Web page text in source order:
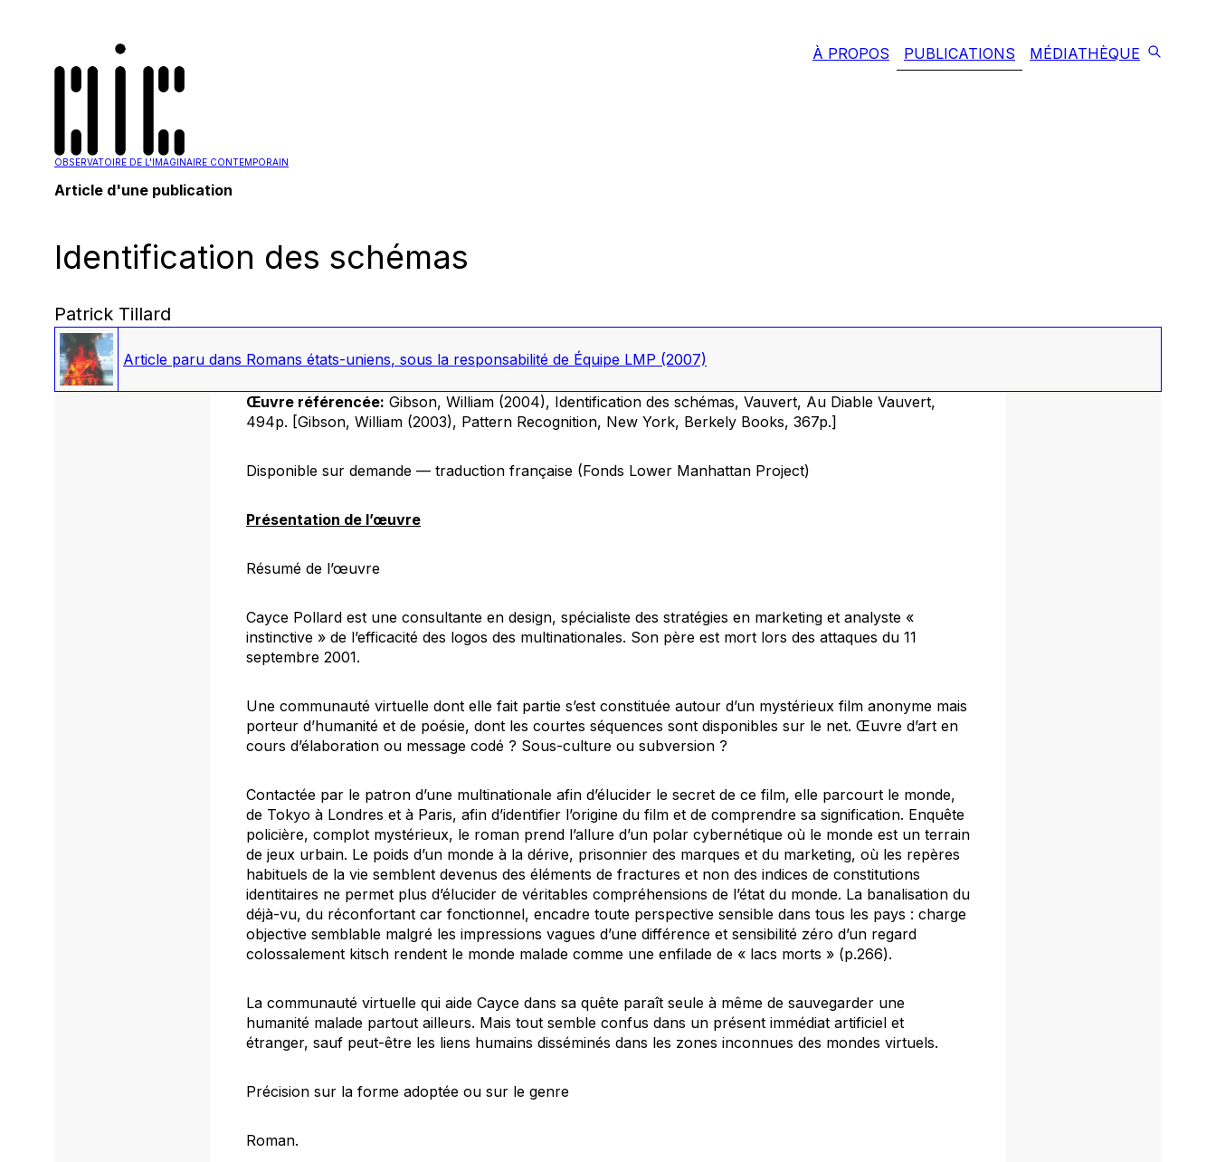
OBSERVATOIRE DE L'IMAGINAIRE CONTEMPORAIN
À PROPOS PUBLICATIONS MÉDIATHÈQUE
Article d'une publication
Identification des schémas
Patrick Tillard
Article paru dans Romans états-uniens, sous la responsabilité de Équipe LMP (2007)
Œuvre référencée: Gibson, William (2004), Identification des schémas, Vauvert, Au Diable Vauvert,
494p. [Gibson, William (2003), Pattern Recognition, New York, Berkely Books, 367p.]
Disponible sur demande — traduction française (Fonds Lower Manhattan Project)
Présentation de l’œuvre
Résumé de l’œuvre
Cayce Pollard est une consultante en design, spécialiste des stratégies en marketing et analyste «
instinctive » de l’efficacité des logos des multinationales. Son père est mort lors des attaques du 11
septembre 2001.
Une communauté virtuelle dont elle fait partie s’est constituée autour d’un mystérieux film anonyme mais
porteur d’humanité et de poésie, dont les courtes séquences sont disponibles sur le net. Œuvre d’art en
cours d’élaboration ou message codé ? Sous-culture ou subversion ?
Contactée par le patron d’une multinationale afin d’élucider le secret de ce film, elle parcourt le monde,
de Tokyo à Londres et à Paris, afin d’identifier l’origine du film et de comprendre sa signification. Enquête
policière, complot mystérieux, le roman prend l’allure d’un polar cybernétique où le monde est un terrain
de jeux urbain. Le poids d’un monde à la dérive, prisonnier des marques et du marketing, où les repères
habituels de la vie semblent devenus des éléments de fractures et non des indices de constitutions
identitaires ne permet plus d’élucider de véritables compréhensions de l’état du monde. La banalisation du
déjà-vu, du réconfortant car fonctionnel, encadre toute perspective sensible dans tous les pays : charge
objective semblable malgré les impressions vagues d’une différence et sensibilité zéro d’un regard
colossalement kitsch rendent le monde malade comme une enfilade de « lacs morts » (p.266).
La communauté virtuelle qui aide Cayce dans sa quête paraît seule à même de sauvegarder une
humanité malade partout ailleurs. Mais tout semble confus dans un présent immédiat artificiel et
étranger, sauf peut-être les liens humains disséminés dans les zones inconnues des mondes virtuels.
Précision sur la forme adoptée ou sur le genre
Roman.